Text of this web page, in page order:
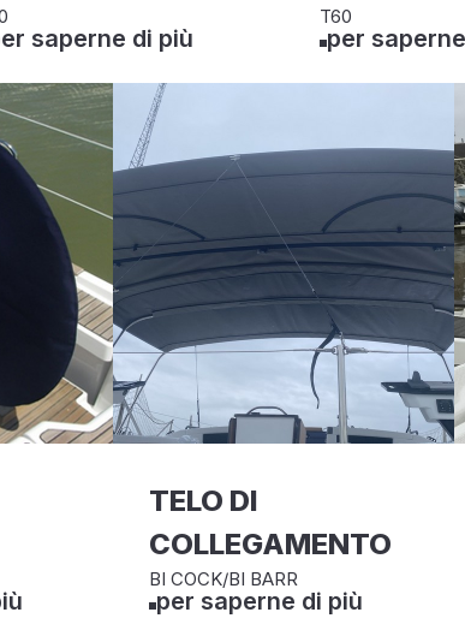
saperne di più
T60
per
TELO DI
COLLEGAMENTO
BI COCK/BI BARR
per saperne di più